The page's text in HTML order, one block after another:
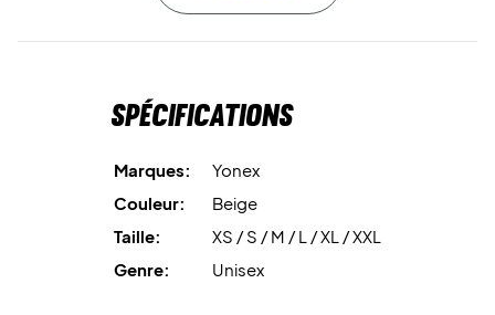
aujourd’hui le Yonex VA Sweatpants Grayish Beige !
Couleur : Grayish Beige
Matériaux : 46 % rayonne / 41 % coton / 13 % polyester
Spécifications
Marques:
Yonex
Couleur:
Beige
Taille:
XS / S / M / L / XL / XXL
Genre:
Unisex